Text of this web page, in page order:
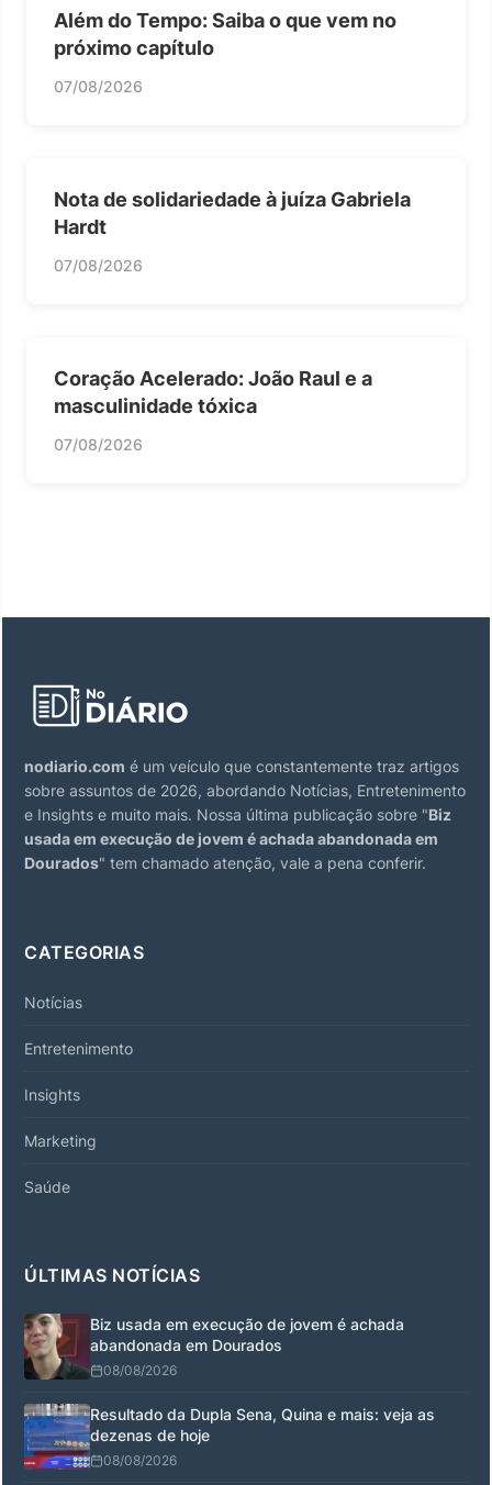
Além do Tempo: Saiba o que vem no
próximo capítulo
07/08/2026
Nota de solidariedade à juíza Gabriela
Hardt
07/08/2026
Coração Acelerado: João Raul e a
masculinidade tóxica
07/08/2026
nodiario.com é um veículo que constantemente traz artigos
sobre assuntos de 2026, abordando Notícias, Entretenimento
e Insights e muito mais. Nossa última publicação sobre "Biz
usada em execução de jovem é achada abandonada em
Dourados" tem chamado atenção, vale a pena conferir.
CATEGORIAS
Notícias
Entretenimento
Insights
Marketing
Saúde
ÚLTIMAS NOTÍCIAS
Biz usada em execução de jovem é achada
abandonada em Dourados
08/08/2026
Resultado da Dupla Sena, Quina e mais: veja as
dezenas de hoje
08/08/2026